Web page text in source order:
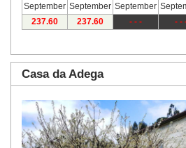
September September September
237.60 237.60 - - - - -
Casa da Adega